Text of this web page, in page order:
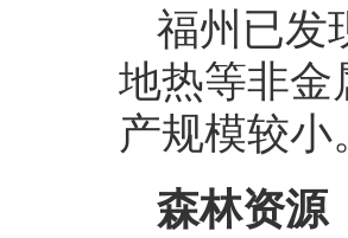
福州已发
地热等非金
产规模较小
森林资源